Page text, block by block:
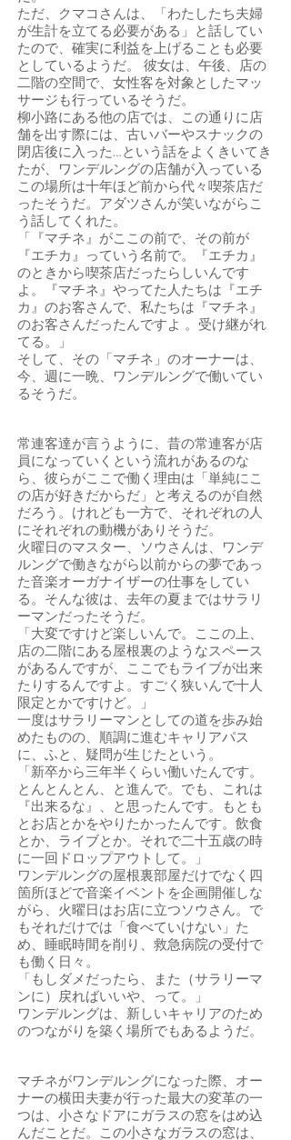
ただ、クマコさんは、「わたしたち夫婦
が生計を立てる必要がある」と話してい
たので、確実に利益を上げることも必要
としているようだ。 彼女は、午後、店の
二階の空間で、女性客を対象としたマッ
サージも行っているそうだ。
柳小路にある他の店では、この通りに店
舗を出す際には、古いバーやスナックの
閉店後に入った…という話をよくきいてき
たが、ワンデルングの店舗が入っている
この場所は十年ほど前から代々喫茶店だ
ったそうだ。アダツさんが笑いながらこ
う話してくれた。
「『マチネ』がここの前で、その前が
『エチカ』っていう名前で。『エチカ』
のときから喫茶店だったらしいんです
よ。『マチネ』やってた人たちは『エチ
カ』のお客さんで、私たちは『マチネ』
のお客さんだったんですよ 。受け継がれ
てる。」
そして、その「マチネ」のオーナーは、
今、週に一晩、ワンデルングで働いてい
るそうだ。
常連客達が言うように、昔の常連客が店
員になっていくという流れがあるのな
ら、彼らがここで働く理由は「単純にこ
の店が好きだからだ」と考えるのが自然
だろう。けれども一方で、それぞれの人
にそれぞれの動機がありそうだ。
火曜日のマスター、ソウさんは、ワンデ
ルングで働きながら以前からの夢であっ
た音楽オーガナイザーの仕事をしてい
る。そんな彼は、去年の夏まではサラリ
ーマンだったそうだ。
「大変ですけど楽しいんで。ここの上、
店の二階にある屋根裏のようなスペース
があるんですが、ここでもライブが出来
たりするんですよ。すごく狭いんで十人
限定とかですけど。」
一度はサラリーマンとしての道を歩み始
めたものの、順調に進むキャリアパス
に、ふと、疑問が生じたという。
「新卒から三年半くらい働いたんです。
とんとんとん、と進んで。でも、これは
『出来るな』、と思ったんです。もとも
とお店とかをやりたかったんです。飲食
とか、ライブとか。それで二十五歳の時
に一回ドロップアウトして。」
ワンデルングの屋根裏部屋だけでなく四
箇所ほどで音楽イベントを企画開催しな
がら、火曜日はお店に立つソウさん。で
もそれだけでは「食べていけない」た
め、睡眠時間を削り、救急病院の受付で
も働く日々。
「もしダメだったら、また（サラリーマ
ンに）戻ればいいや、って。」
ワンデルングは、新しいキャリアのため
のつながりを築く場所でもあるようだ。
マチネがワンデルングになった際、オー
ナーの横田夫妻が行った最大の変革の一
つは、小さなドアにガラスの窓をはめ込
んだことだ。この小さなガラスの窓は、